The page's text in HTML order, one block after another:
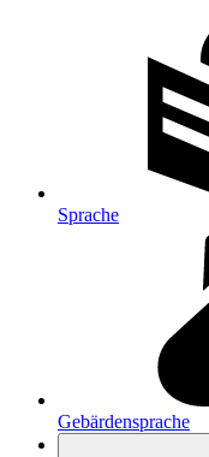
Sprache
Gebärdensprache